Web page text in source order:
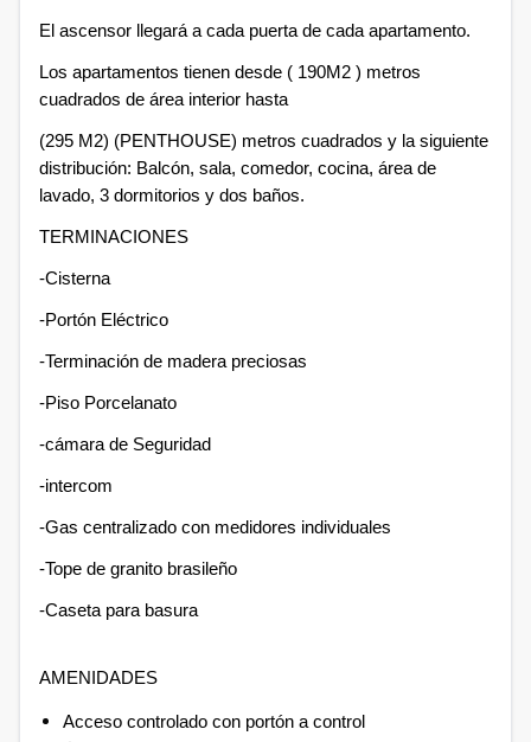
El ascensor llegará a cada puerta de cada apartamento.
Los apartamentos tienen desde ( 190M2 ) metros
cuadrados de área interior hasta
(295 M2) (PENTHOUSE) metros cuadrados y la siguiente
distribución: Balcón, sala, comedor, cocina, área de
lavado, 3 dormitorios y dos baños.
TERMINACIONES
-Cisterna
-Portón Eléctrico
-Terminación de madera preciosas
-Piso Porcelanato
-cámara de Seguridad
-intercom
-Gas centralizado con medidores individuales
-Tope de granito brasileño
-Caseta para basura
AMENIDADES
Acceso controlado con portón a control